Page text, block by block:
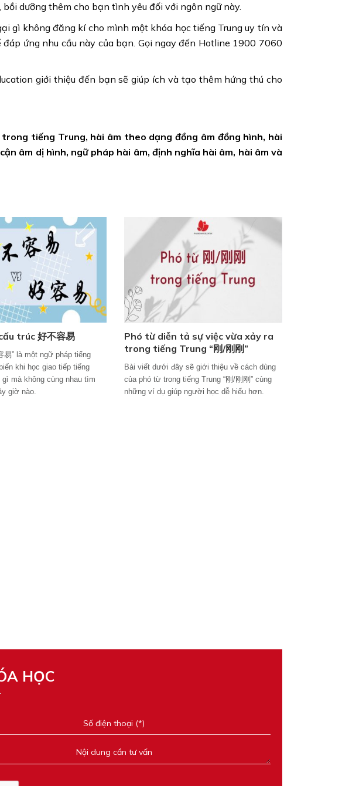
dưỡng thêm cho bạn tình yêu đối với ngôn ngữ này.
gì không đăng kí cho mình một khóa học tiếng Trung uy tín và
ứng nhu cầu này của bạn. Gọi ngay đến Hotline 1900 7060
giới thiệu đến bạn sẽ giúp ích và tạo thêm hứng thú cho
tiếng Trung, hài âm theo dạng đồng âm đồng hình, hài
âm dị hình, ngữ pháp hài âm, định nghĩa hài âm, hài âm và
trúc 好不容易
易” là một ngữ pháp tiếng
khi học giao tiếp tiếng
mà không cùng nhau tìm
giờ nào.
Phó từ diễn tả sự việc vừa xảy ra
trong tiếng Trung “刚/刚刚”
Bài viết dưới đây sẽ giới thiệu về cách dùng
của phó từ trong tiếng Trung “刚/刚刚” cùng
những ví dụ giúp người học dễ hiểu hơn.
HỌC